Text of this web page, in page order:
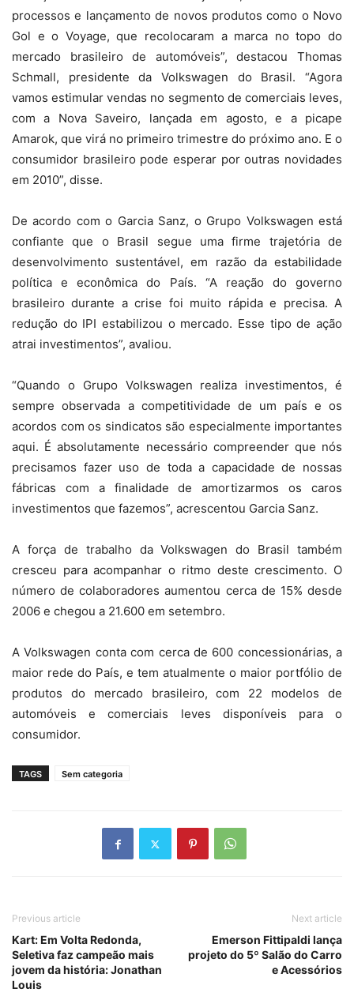
processos e lançamento de novos produtos como o Novo
Gol e o Voyage, que recolocaram a marca no topo do
mercado brasileiro de automóveis”, destacou Thomas
Schmall, presidente da Volkswagen do Brasil. “Agora
vamos estimular vendas no segmento de comerciais leves,
com a Nova Saveiro, lançada em agosto, e a picape
Amarok, que virá no primeiro trimestre do próximo ano. E o
consumidor brasileiro pode esperar por outras novidades
em 2010”, disse.
De acordo com o Garcia Sanz, o Grupo Volkswagen está
confiante que o Brasil segue uma firme trajetória de
desenvolvimento sustentável, em razão da estabilidade
política e econômica do País. “A reação do governo
brasileiro durante a crise foi muito rápida e precisa. A
redução do IPI estabilizou o mercado. Esse tipo de ação
atrai investimentos”, avaliou.
“Quando o Grupo Volkswagen realiza investimentos, é
sempre observada a competitividade de um país e os
acordos com os sindicatos são especialmente importantes
aqui. É absolutamente necessário compreender que nós
precisamos fazer uso de toda a capacidade de nossas
fábricas com a finalidade de amortizarmos os caros
investimentos que fazemos”, acrescentou Garcia Sanz.
A força de trabalho da Volkswagen do Brasil também
cresceu para acompanhar o ritmo deste crescimento. O
número de colaboradores aumentou cerca de 15% desde
2006 e chegou a 21.600 em setembro.
A Volkswagen conta com cerca de 600 concessionárias, a
maior rede do País, e tem atualmente o maior portfólio de
produtos do mercado brasileiro, com 22 modelos de
automóveis e comerciais leves disponíveis para o
consumidor.
TAGS Sem categoria
Previous article
Kart: Em Volta Redonda,
Seletiva faz campeão mais
jovem da história: Jonathan
Louis
Next article
Emerson Fittipaldi lança
projeto do 5º Salão do Carro
e Acessórios